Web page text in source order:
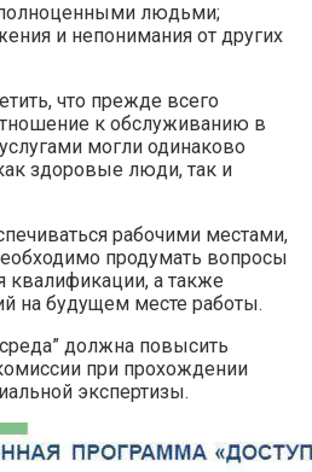
людьми;
и непонимания от других
что прежде всего
к обслуживанию в
могли одинаково
здоровые люди, так и
рабочими местами,
продумать вопросы
квалификации, а также
на будущем месте работы.
должна повысить
при прохождении
экспертизы.